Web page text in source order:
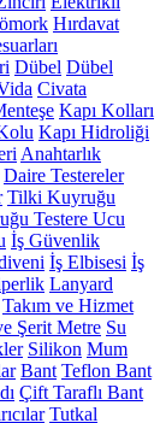
Hırdavat
Dübel Dübel
Civata
Kapı Kolları
Kapı Hidroliği
Anahtarlık
Daire Testereler
Tilki Kuyruğu
Testere Ucu
İş Güvenlik
İş Elbisesi İş
Lanyard
Takım ve Hizmet
Şerit Metre Su
Silikon Mum
Bant Teflon Bant
Çift Taraflı Bant
Tutkal